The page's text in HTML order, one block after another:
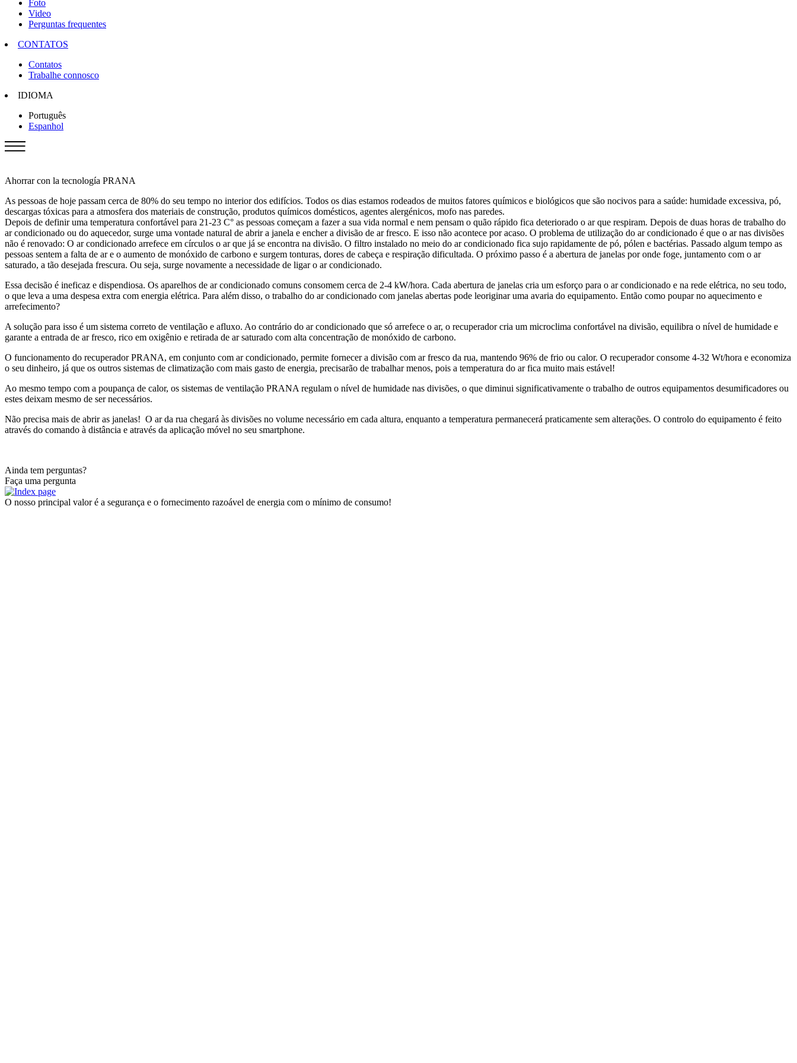
Foto
Video
Perguntas frequentes
CONTATOS
Contatos
Trabalhe connosco
IDIOMA
Português
Espanhol
Ahorrar con la tecnología PRANA
As pessoas de hoje passam cerca de 80% do seu tempo no interior dos edifícios. Todos os dias estamos rodeados de muitos fatores químicos e biológicos que são nocivos para a saúde: humidade excessiva, pó,
descargas tóxicas para a atmosfera dos materiais de construção, produtos químicos domésticos, agentes alergénicos, mofo nas paredes.
Depois de definir uma temperatura confortável para 21-23 С° as pessoas começam a fazer a sua vida normal e nem pensam o quão rápido fica deteriorado o ar que respiram. Depois de duas horas de trabalho do
ar condicionado ou do aquecedor, surge uma vontade natural de abrir a janela e encher a divisão de ar fresco. E isso não acontece por acaso. O problema de utilização do ar condicionado é que o ar nas divisões
não é renovado: O ar condicionado arrefece em círculos o ar que já se encontra na divisão. O filtro instalado no meio do ar condicionado fica sujo rapidamente de pó, pólen e bactérias. Passado algum tempo as
pessoas sentem a falta de ar e o aumento de monóxido de carbono e surgem tonturas, dores de cabeça e respiração dificultada. O próximo passo é a abertura de janelas por onde foge, juntamento com o ar
saturado, a tão desejada frescura. Ou seja, surge novamente a necessidade de ligar o ar condicionado.
Essa decisão é ineficaz e dispendiosa. Os aparelhos de ar condicionado comuns consomem cerca de 2-4 kW/hora. Cada abertura de janelas cria um esforço para o ar condicionado e na rede elétrica, no seu todo,
o que leva a uma despesa extra com energia elétrica. Para além disso, o trabalho do ar condicionado com janelas abertas pode leoriginar uma avaria do equipamento. Então como poupar no aquecimento e
arrefecimento?
A solução para isso é um sistema correto de ventilação e afluxo. Ao contrário do ar condicionado que só arrefece o ar, o recuperador cria um microclima confortável na divisão, equilibra o nível de humidade e
garante a entrada de ar fresco, rico em oxigênio e retirada de ar saturado com alta concentração de monóxido de carbono.
O funcionamento do recuperador PRANA, em conjunto com ar condicionado, permite fornecer a divisão com ar fresco da rua, mantendo 96% de frio ou calor. O recuperador consome 4-32 Wt/hora e economiza
o seu dinheiro, já que os outros sistemas de climatização com mais gasto de energia, precisarão de trabalhar menos, pois a temperatura do ar fica muito mais estável!
Ao mesmo tempo com a poupança de calor, os sistemas de ventilação PRANA regulam o nível de humidade nas divisões, o que diminui significativamente o trabalho de outros equipamentos desumificadores ou
estes deixam mesmo de ser necessários.
Não precisa mais de abrir as janelas! O ar da rua chegará às divisões no volume necessário em cada altura, enquanto a temperatura permanecerá praticamente sem alterações. O controlo do equipamento é feito
através do comando à distância e através da aplicação móvel no seu smartphone.
Ainda tem perguntas?
Faça uma pergunta
O nosso principal valor é a segurança e o fornecimento razoável de energia com o mínimo de consumo!